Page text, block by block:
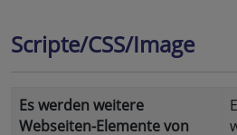
Scripte/CSS/Image
Es werden weitere
Webseiten-Elemente von